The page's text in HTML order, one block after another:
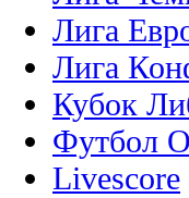
Лига
Лига
Кубок
Футбол
Livescore